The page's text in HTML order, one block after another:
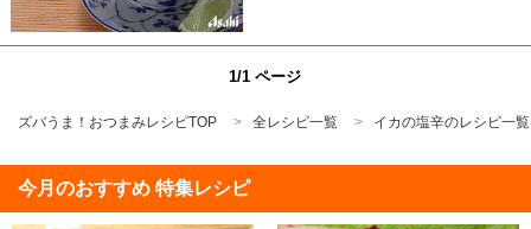
1/1 ページ
ズバうま！おつまみレシピTOP 全レシピ一覧 イカの塩辛のレシピ一覧
今月のおすすめ 特集レシピ